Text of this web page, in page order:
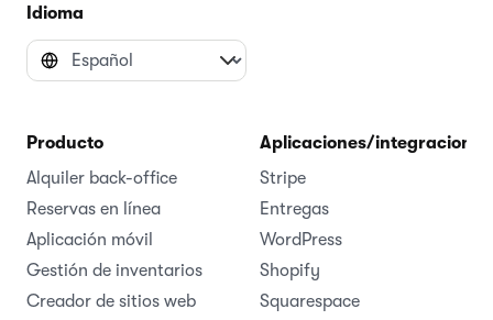
Idioma
Producto
Alquiler back-office
Reservas en línea
Aplicación móvil
Gestión de inventarios
Creador de sitios web
Aplicaciones/integraciones
Stripe
Entregas
WordPress
Shopify
Squarespace